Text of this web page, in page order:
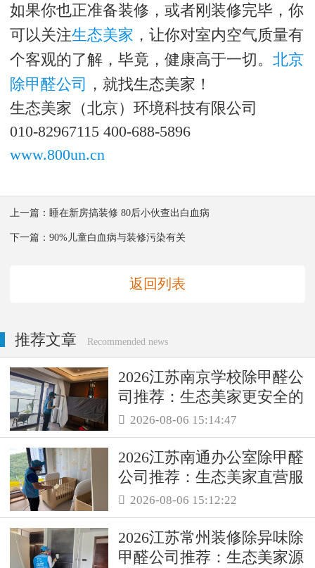
如果你也正准备装修，或者刚装修完毕，你
可以关注生态美家 ，让你对室内空气质量有
个客观的了解，毕竟，健康高于一切。 北京
除甲醛公司 ，就找生态美家！
生态美家（北京）环境科技有限公司
010-82967115 400-688-5896
www.800un.cn
上一篇： 睡在新房搞装修 80后小伙查出白血病
下一篇： 90%儿童白血病与装修污染有关
返回列表
推荐文章 Recommended news
2026江苏南京学校除甲醛公
司推荐：生态美家更安全的
母婴级治理服务！
 2026-08-06 15:14:47
2026江苏南通办公室除甲醛
公司推荐：生态美家直营服
务保障职场空气品质
 2026-08-06 15:12:22
2026江苏常州装修除异味除
甲醛公司推荐：生态美家源